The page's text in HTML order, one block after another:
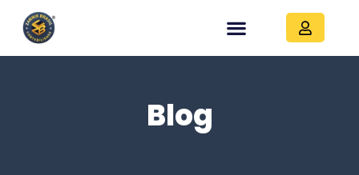
Blog